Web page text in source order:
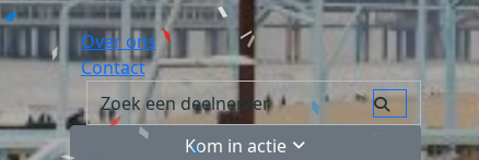
Over ons
Contact
Kom in actie